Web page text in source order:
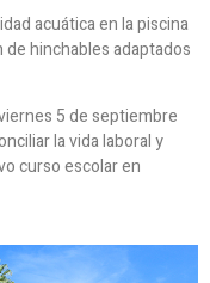
acuática en la piscina
hinchables adaptados
5 de septiembre
la vida laboral y
curso escolar en